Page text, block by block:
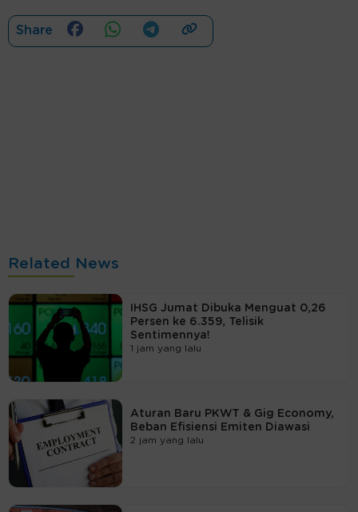
Share
Related News
IHSG Jumat Dibuka Menguat 0,26
Persen ke 6.359, Telisik
Sentimennya!
1 jam yang lalu
Aturan Baru PKWT & Gig Economy,
Beban Efisiensi Emiten Diawasi
2 jam yang lalu